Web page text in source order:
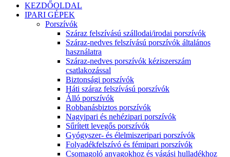
KEZDŐOLDAL
IPARI GÉPEK
Porszívók
Száraz felszívású szállodai/irodai porszívók
Száraz-nedves felszívású porszívók általános
használatra
Száraz-nedves porszívók kéziszerszám
csatlakozással
Biztonsági porszívók
Háti száraz felszívású porszívók
Álló porszívók
Robbanásbiztos porszívók
Nagyipari és nehézipari porszívók
Sűrített levegős porszívók
Gyógyszer- és élelmiszeripari porszívók
Folyadékfelszívó és fémipari porszívók
Csomagoló anyagokhoz és vágási hulladékhoz